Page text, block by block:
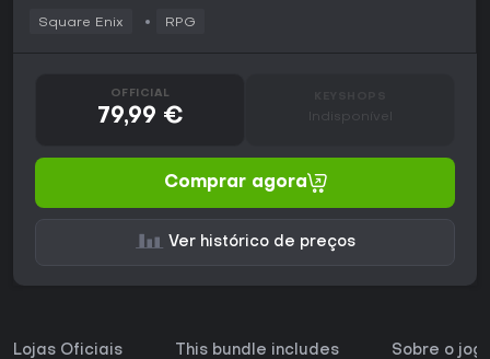
Square Enix RPG
OFFICIAL
79,99 € Indisponível
Comprar agora
Ver histórico de preços
Lojas Oficiais This bundle includes Sobre o